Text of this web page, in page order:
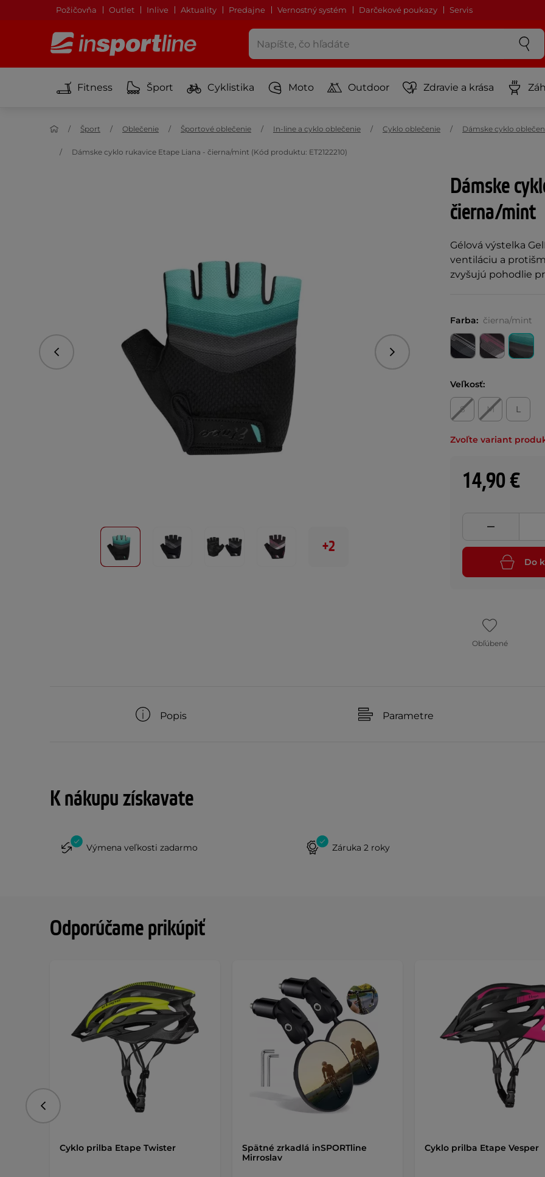
Požičovňa Outlet Inlive Aktuality Predajne Vernostný systém Darčekové poukazy Servis
Fitness Šport Cyklistika Moto Outdoor Zdravie a krása
Šport Oblečenie Športové oblečenie In-line a cyklo oblečenie Cyklo oblečenie Dámske cyklo
Dámske cyklo rukavice Etape Liana - čierna/mint (Kód produktu: ET2122210)
Dámske
čierna/mint
Gélová výstelka
ventiláciu a
zvyšujú pohodlie
Predchádzajúce Nasledujúce
+2
Farba: čierna/mint
Veľkosť:
S M L
Zvoľte variant
14,90 €
Do
Obľúbené
Popis Parametre
K nákupu získavate
Výmena veľkosti zadarmo Záruka 2 roky
Odporúčame prikúpiť
Cyklo prilba Etape Twister
Spätné zrkadlá inSPORTline
Mirroslav
Cyklo prilba Etape Vesper
Predchádzajúce